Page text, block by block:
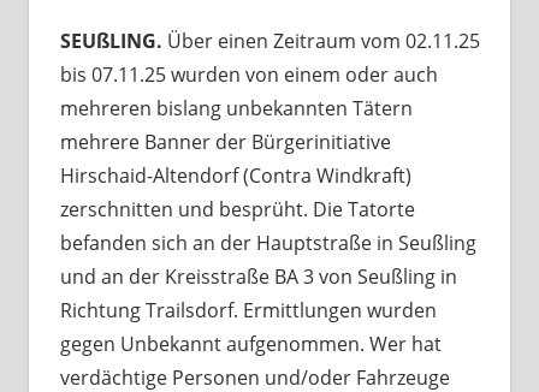
SEUßLING. Über einen Zeitraum vom 02.11.25
bis 07.11.25 wurden von einem oder auch
mehreren bislang unbekannten Tätern
mehrere Banner der Bürgerinitiative
Hirschaid-Altendorf (Contra Windkraft)
zerschnitten und besprüht. Die Tatorte
befanden sich an der Hauptstraße in Seußling
und an der Kreisstraße BA 3 von Seußling in
Richtung Trailsdorf. Ermittlungen wurden
gegen Unbekannt aufgenommen. Wer hat
verdächtige Personen und/oder Fahrzeuge